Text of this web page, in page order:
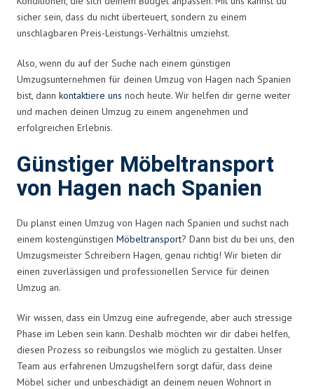
sicher sein, dass du nicht überteuert, sondern zu einem
unschlagbaren Preis-Leistungs-Verhältnis umziehst.
Also, wenn du auf der Suche nach einem günstigen
Umzugsunternehmen für deinen Umzug von Hagen nach Spanien
bist, dann kontaktiere uns noch heute. Wir helfen dir gerne weiter
und machen deinen Umzug zu einem angenehmen und
erfolgreichen Erlebnis.
Günstiger Möbeltransport
von Hagen nach Spanien
Du planst einen Umzug von Hagen nach Spanien und suchst nach
einem kostengünstigen Möbeltransport? Dann bist du bei uns, den
Umzugsmeister Schreibern Hagen, genau richtig! Wir bieten dir
einen zuverlässigen und professionellen Service für deinen
Umzug an.
Wir wissen, dass ein Umzug eine aufregende, aber auch stressige
Phase im Leben sein kann. Deshalb möchten wir dir dabei helfen,
diesen Prozess so reibungslos wie möglich zu gestalten. Unser
Team aus erfahrenen Umzugshelfern sorgt dafür, dass deine
Möbel sicher und unbeschädigt an deinem neuen Wohnort in